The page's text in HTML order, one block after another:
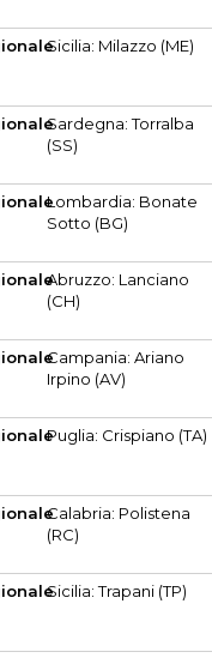
Sicilia: Milazzo (ME)
Sardegna: Torralba
(SS)
Lombardia: Bonate
Sotto (BG)
Abruzzo: Lanciano
(CH)
Campania: Ariano
Irpino (AV)
Puglia: Crispiano (TA)
Calabria: Polistena
(RC)
Sicilia: Trapani (TP)